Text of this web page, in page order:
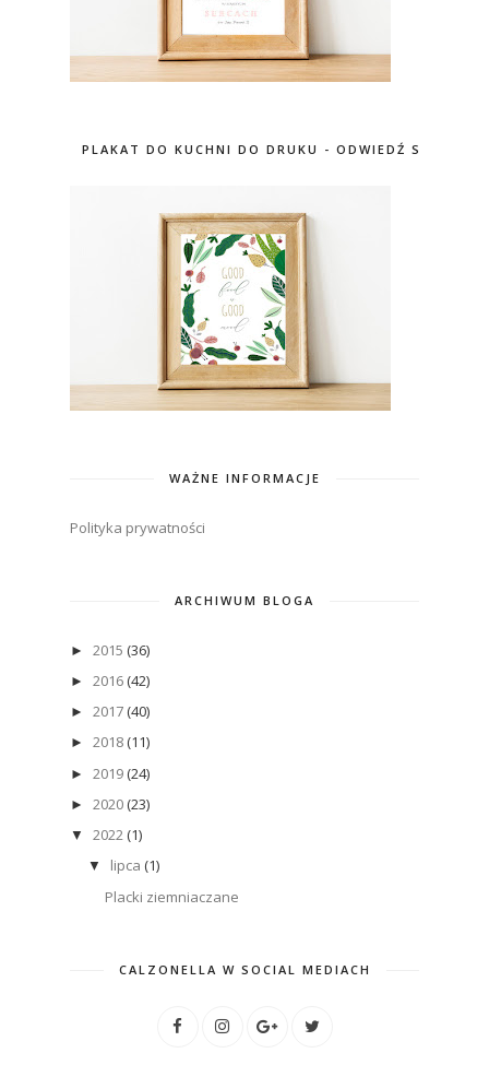
PLAKAT DO KUCHNI DO DRUKU - ODWIEDŹ SKLEP
WAŻNE INFORMACJE
Polityka prywatności
ARCHIWUM BLOGA
► 2015 (36)
► 2016 (42)
► 2017 (40)
► 2018 (11)
► 2019 (24)
► 2020 (23)
▼ 2022 (1)
▼ lipca (1)
Placki ziemniaczane
CALZONELLA W SOCIAL MEDIACH